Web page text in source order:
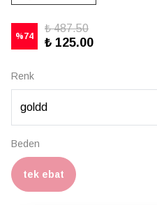
%74
₺ 487.50
₺ 125.00
Renk
Beden
tek ebat